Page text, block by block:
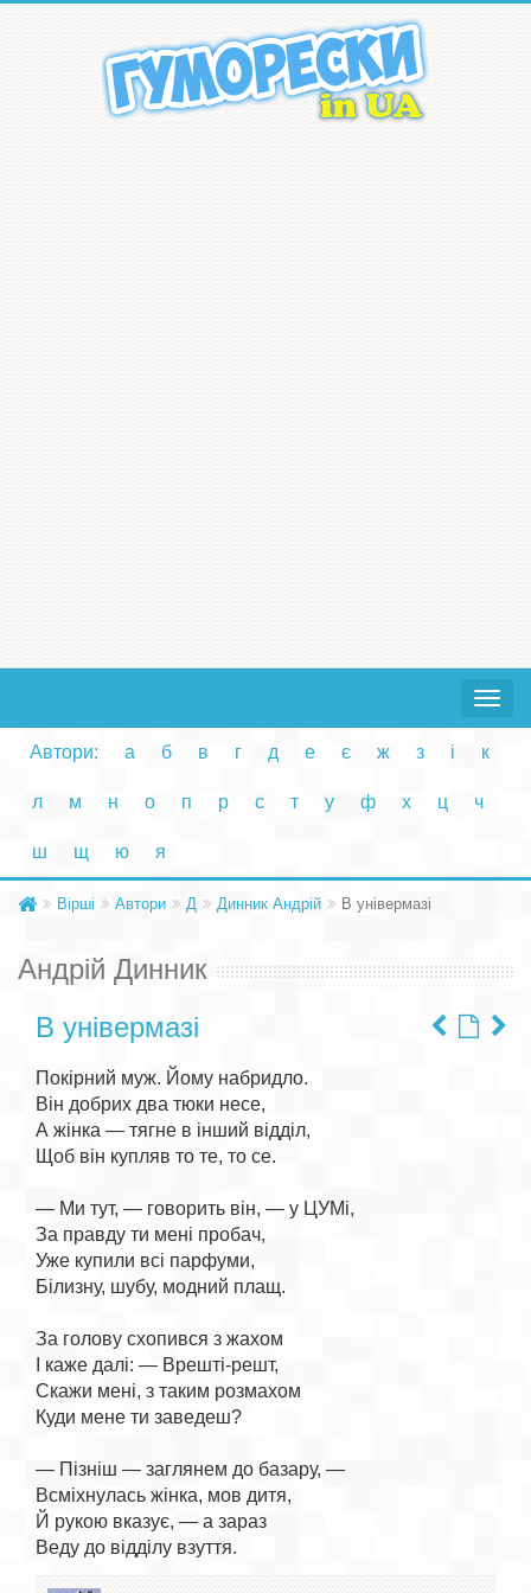
Toggle
Автори: а б в г д е є ж з і к
л м н о п р с т у ф х ц ч
ш щ ю я
Вірші Автори Д Динник Андрій В універмазі
Андрій Динник
В універмазі
Покірний муж. Йому набридло.
Він добрих два тюки несе,
А жінка — тягне в інший відділ,
Щоб він купляв то те, то се.
— Ми тут, — говорить він, — у ЦУМі,
За правду ти мені пробач,
Уже купили всі парфуми,
Білизну, шубу, модний плащ.
За голову схопився з жахом
І каже далі: — Врешті-решт,
Скажи мені, з таким розмахом
Куди мене ти заведеш?
— Пізніш — заглянем до базару, —
Всміхнулась жінка, мов дитя,
Й рукою вказує, — а зараз